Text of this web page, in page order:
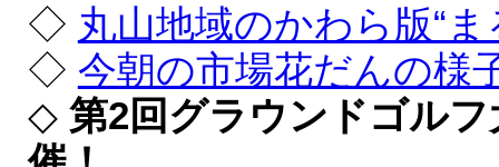
◇ 丸山地域のかわら版“
◇ 今朝の市場花だんの様
◇ 第2回グラウンドゴル